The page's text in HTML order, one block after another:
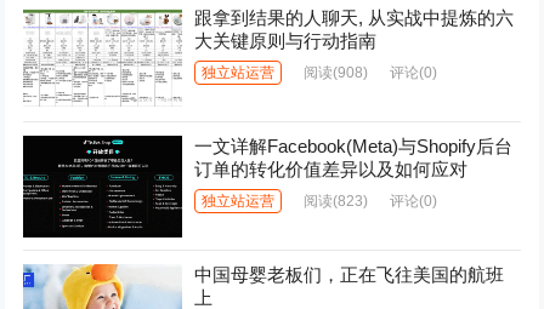
跟拿到结果的人聊天, 从实战中提炼的六
大关键原则与行动指南
独立站运营 阅读(908) 评论(0)
一文详解Facebook(Meta)与Shopify后台
订单的转化价值差异以及如何应对
独立站运营 阅读(823) 评论(0)
中国母婴老板们，正在飞往美国的航班
上